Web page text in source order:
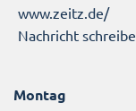
www.zeitz.de/
Nachricht
Montag